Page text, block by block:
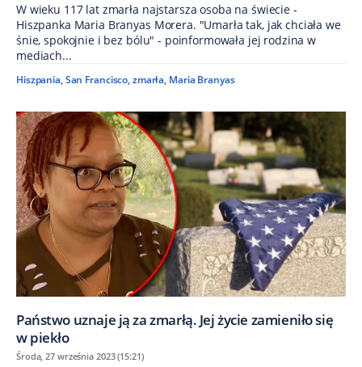
W wieku 117 lat zmarła najstarsza osoba na świecie -
Hiszpanka Maria Branyas Morera. "Umarła tak, jak chciała we
śnie, spokojnie i bez bólu" - poinformowała jej rodzina w
mediach...
Hiszpania,San Francisco,zmarła, Maria Branyas
Państwo uznaje ją za zmarłą. Jej życie zamieniło się
w piekło
Środa, 27 września 2023 (15:21)